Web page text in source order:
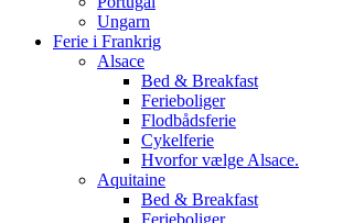
Ungarn
Ferie i Frankrig
Alsace
Bed & Breakfast
Ferieboliger
Flodbådsferie
Cykelferie
Hvorfor vælge Alsace.
Aquitaine
Bed & Breakfast
Ferieboliger